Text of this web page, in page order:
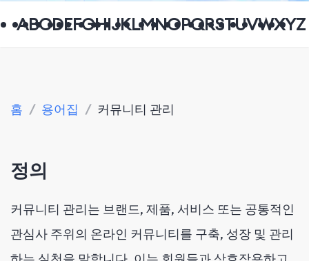
ABCDEFGHIJKLMNOPQRSTUVWXYZ
홈 / 용어집 / 커뮤니티 관리
정의
커뮤니티 관리는 브랜드, 제품, 서비스 또는 공통적인
관심사 주위의 온라인 커뮤니티를 구축, 성장 및 관리